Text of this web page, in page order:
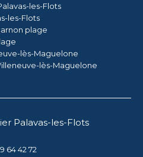
les-Flots
les-Flots
plage
lès-Maguelone
lès-Maguelone
Palavas-les-Flots
64 42 72